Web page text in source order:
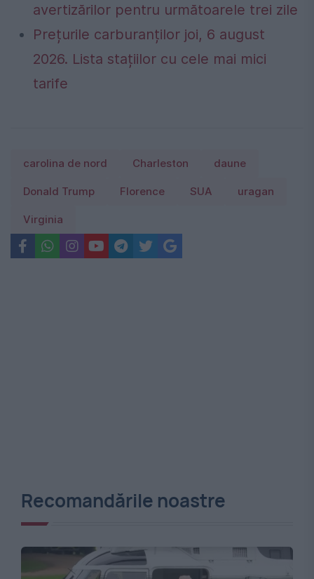
avertizărilor pentru următoarele trei zile
Prețurile carburanților joi, 6 august
2026. Lista stațiilor cu cele mai mici
tarife
carolina de nord Charleston daune
Donald Trump Florence SUA uragan
Virginia
Recomandările noastre